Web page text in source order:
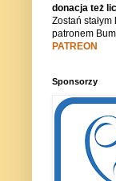
donacja też
Zostań
patronem
PATREON
Sponsorzy